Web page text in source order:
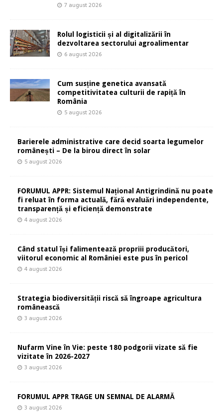
7 august 2026
Rolul logisticii și al digitalizării în
dezvoltarea sectorului agroalimentar
6 august 2026
Cum susține genetica avansată
competitivitatea culturii de rapiță în
România
5 august 2026
Barierele administrative care decid soarta legumelor
românești – De la birou direct în solar
5 august 2026
FORUMUL APPR: Sistemul Național Antigrindină nu poate
fi reluat în forma actuală, fără evaluări independente,
transparență și eficiență demonstrate
4 august 2026
Când statul își falimentează propriii producători,
viitorul economic al României este pus în pericol
4 august 2026
Strategia biodiversității riscă să îngroape agricultura
românească
3 august 2026
Nufarm Vine în Vie: peste 180 podgorii vizate să fie
vizitate în 2026-2027
3 august 2026
FORUMUL APPR TRAGE UN SEMNAL DE ALARMĂ
3 august 2026